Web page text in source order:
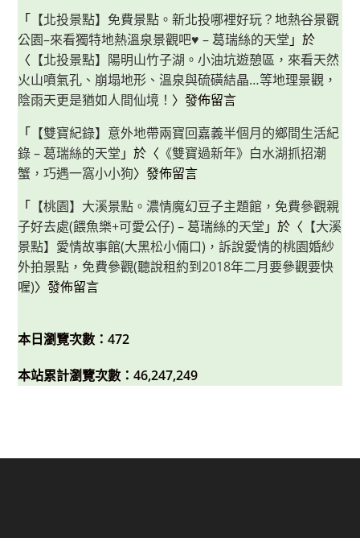
「 【北投景點】免費景點。新北投哪裡好玩？地熱谷景觀
公園–來看獨特地熱溫泉景觀吧♥ – 葛瑞絲的天堂 」於
〈 【北投景點】陽明山竹子湖。小油坑遊憩區，來看天然
火山噴氣孔、崩塌地形、溫泉與硫磺結晶…等地理景觀，
陰雨天更是猶如人間仙境！ 〉發佈留言
「 【雙寶紀錄】意外地帶兩寶回嘉義半個月的鄉間生活紀
錄 – 葛瑞絲的天堂 」於〈 《雙寶過新年》白水湖抓招潮
蟹，巧遇一窩小小狗〉發佈留言
「 【桃園】大溪景點。濃情魔幻豆子主題館，免費參觀親
子好去處(餵魚樂+可愛公仔) – 葛瑞絲的天堂 」於〈 【大溪
景點】愛情故事館(大黑松小倆口)，訴說愛情的桃園婚紗
外拍景點，免費參觀(聽說租約到2018年二月要參觀要快
喔)〉發佈留言
本日瀏覽次數：472
本站累計瀏覽次數：46,247,249